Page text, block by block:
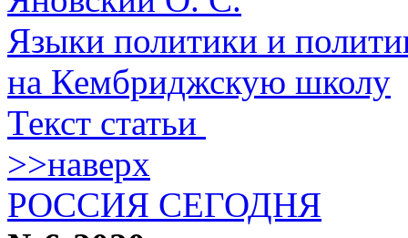
Языки политики и
на Кембриджскую школу
Текст статьи
>>наверх
РОССИЯ СЕГОДНЯ